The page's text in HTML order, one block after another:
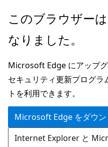
メ
ン
ン
テ
ン
ツ
に
ス
このブラウザー
なりました。
Microsoft Edge にアップグ
セキュリティ更新プログ
トを利用できます。
Microsoft Edge をダウン
Internet Explorer と